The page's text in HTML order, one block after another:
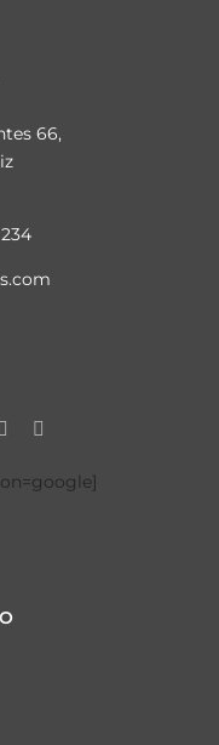
66,